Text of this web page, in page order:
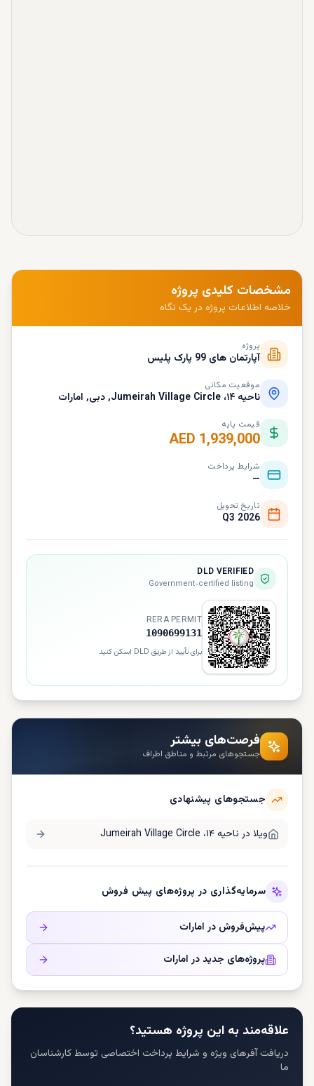
مشخصات کلیدی پروژه
خلاصه اطلاعات پروژه در یک نگاه
پروژه
آپارتمان های 99 پارک پلیس
موقعیت مکانی
ناحیه ۱۴، Jumeirah Village Circle, دبی, امارات
قیمت پایه
AED 1,939,000
شرایط پرداخت
—
تاریخ تحویل
Q3 2026
DLD VERIFIED
Government-certified listing
RERA PERMIT
1090699131
برای تأیید از طریق DLD اسکن کنید
فرصت‌های بیشتر
جستجوهای مرتبط و مناطق اطراف
جستجوهای پیشنهادی
ویلا در ناحیه ۱۴، Jumeirah Village Circle
سرمایه‌گذاری در پروژه‌های پیش فروش
پیش‌فروش در امارات
پروژه‌های جدید در امارات
علاقه‌مند به این پروژه هستید؟
دریافت آفرهای ویژه و شرایط پرداخت اختصاصی توسط کارشناسان
ما